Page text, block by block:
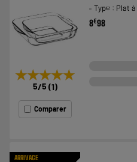
★★★★★
★★★★★
5/5 (1)
Comparer
Type : Plat
8€98
ARRIVAGE